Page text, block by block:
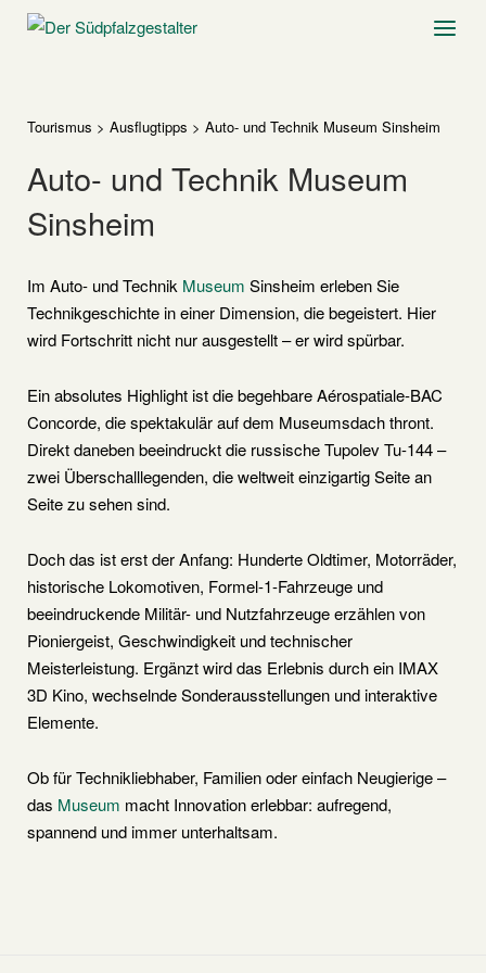
SkipHome Menu
Tourismus > Ausflugtipps > Auto- und Technik Museum Sinsheim
Auto- und Technik Museum
Sinsheim
Im Auto- und Technik Museum Sinsheim erleben Sie
Technikgeschichte in einer Dimension, die begeistert. Hier
wird Fortschritt nicht nur ausgestellt – er wird spürbar.
Ein absolutes Highlight ist die begehbare Aérospatiale-BAC
Concorde, die spektakulär auf dem Museumsdach thront.
Direkt daneben beeindruckt die russische Tupolev Tu-144 –
zwei Überschalllegenden, die weltweit einzigartig Seite an
Seite zu sehen sind.
Doch das ist erst der Anfang: Hunderte Oldtimer, Motorräder,
historische Lokomotiven, Formel-1-Fahrzeuge und
beeindruckende Militär- und Nutzfahrzeuge erzählen von
Pioniergeist, Geschwindigkeit und technischer
Meisterleistung. Ergänzt wird das Erlebnis durch ein IMAX
3D Kino, wechselnde Sonderausstellungen und interaktive
Elemente.
Ob für Technikliebhaber, Familien oder einfach Neugierige –
das Museum macht Innovation erlebbar: aufregend,
spannend und immer unterhaltsam.